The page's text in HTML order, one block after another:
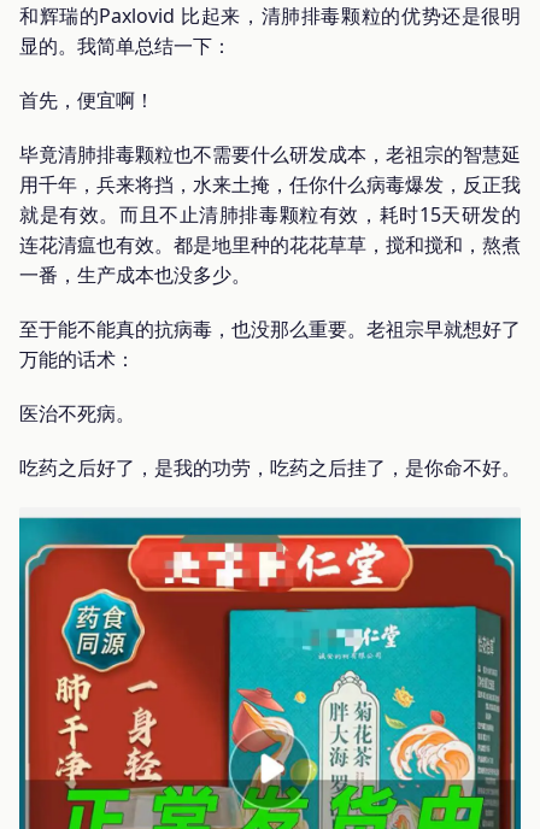
和辉瑞的Paxlovid 比起来，清肺排毒颗粒的优势还是很明
显的。我简单总结一下：
首先，便宜啊！
毕竟清肺排毒颗粒也不需要什么研发成本，老祖宗的智慧延
用千年，兵来将挡，水来土掩，任你什么病毒爆发，反正我
就是有效。而且不止清肺排毒颗粒有效，耗时15天研发的
连花清瘟也有效。都是地里种的花花草草，搅和搅和，熬煮
一番，生产成本也没多少。
至于能不能真的抗病毒，也没那么重要。老祖宗早就想好了
万能的话术：
医治不死病。
吃药之后好了，是我的功劳，吃药之后挂了，是你命不好。